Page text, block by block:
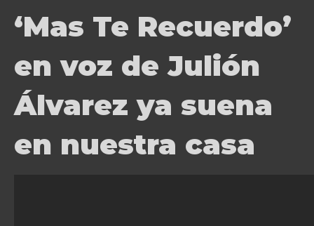
‘Mas Te Recuerdo’
en voz de Julión
Álvarez ya suena
en nuestra casa